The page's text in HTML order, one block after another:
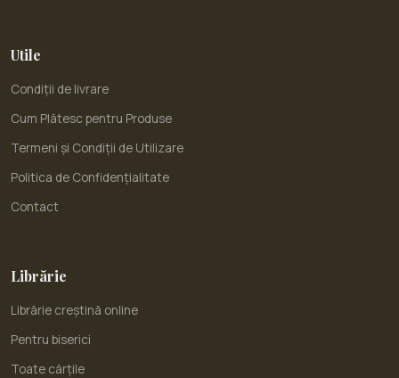
Utile
Condiții de livrare
Cum Plătesc pentru Produse
Termeni și Condiții de Utilizare
Politica de Confidențialitate
Contact
Librărie
Librărie creștină online
Pentru biserici
Toate cărțile